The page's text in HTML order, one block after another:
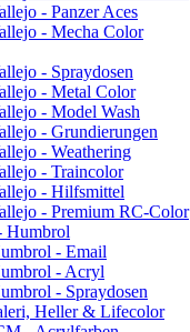
- Panzer Aces
- Mecha Color
- Spraydosen
- Metal Color
- Model Wash
- Grundierungen
- Weathering
- Traincolor
- Hilfsmittel
- Premium RC-Color
Humbrol
- Email
- Acryl
- Spraydosen
Heller & Lifecolor